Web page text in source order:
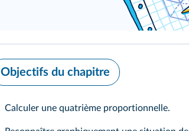
Objectifs du chapitre
Calculer une quatrième proportionnelle.